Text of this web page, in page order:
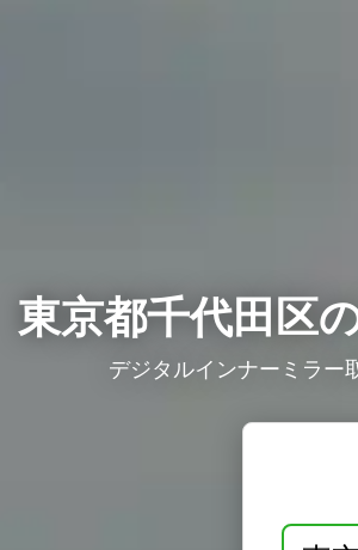
東京都千代田区
デジタルインナーミラー